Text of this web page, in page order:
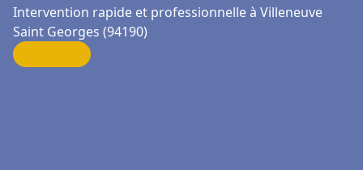
Intervention rapide et professionnelle à Villeneuve
Saint Georges (94190)